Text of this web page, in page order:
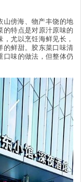
山傍海、物产丰饶的地
的特点是对原汁原味的
尤以烹饪海鲜见长，
的鲜甜。胶东菜口味清
口味的做法，但整体仍